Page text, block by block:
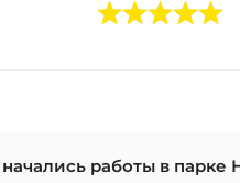
начались работы в